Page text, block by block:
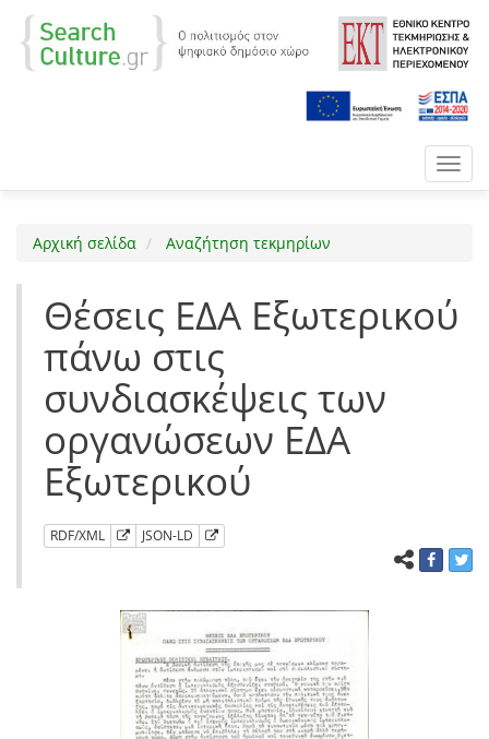
Αρχική σελίδα Αναζήτηση τεκμηρίων
Θέσεις ΕΔΑ Εξωτερικού
πάνω στις
συνδιασκέψεις των
οργανώσεων ΕΔΑ
Εξωτερικού
RDF/XML JSON-LD